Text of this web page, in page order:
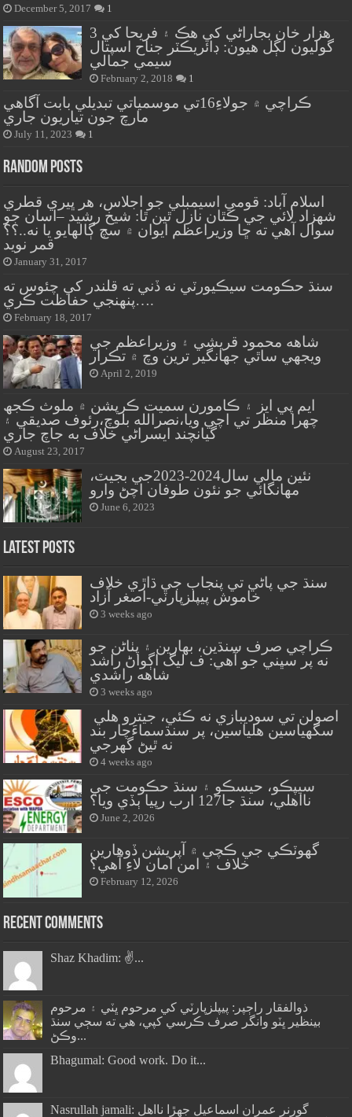
December 5, 2017 1
هزار خان بجاراڻي کي هڪ ۽ فريحا کي 3
گوليون لڳل هيون: ڊائريڪٽر جناح اسپتال
سيمي جمالي
February 2, 2018 1
ڪراچي ۾ جولاءِ16تي موسمياتي تبديلي بابت آگاهي
مارچ جون تياريون جاري
July 11, 2023 1
Random Posts
اسلام آباد: قومي اسيمبلي جو اجلاس، هر ڀيري قطري
شهزاد لائي جي ڪٿان نازل ٿين ٿا: شيخ رشيد –اسان جو
سوال آهي ته ڇا وزيراعظم ايوان ۾ سچ ڳالهايو يا نه..؟؟
قمر نويد
January 31, 2017
سنڌ حڪومت سيڪيورٽي نه ڏني ته قلندر کي چئوس ته
پنهنجي حفاظت ڪري….
February 18, 2017
شاهه محمود قريشي ۽ وزيراعظم جي
ويجهي ساٿي جهانگير ترين وچ ۾ تڪرار
April 2, 2019
ايم پي ايز ۽ ڪامورن سميت ڪرپشن ۾ ملوث ڪجھ
چهرا منظر تي اچي ويا،نصرالله بلوچ،رئوف صديقي ۽
گيانچند ايسراڻي خلاف به جاچ جاري
August 23, 2017
نئين مالي سال2024-2023جي بجيٽ،
مهانگائي جو نئون طوفان اچڻ وارو
June 6, 2023
Latest Posts
سنڌ جي پاڻي تي پنجاب جي ڌاڙي خلاف
خاموش پيپلزپارٽي-اصغر آزاد
3 weeks ago
ڪراچي صرف سنڌين، بهارين ۽ پٺاڻن جو
نه پر سڀني جو آهي: ف ليگ اڳواڻ راشد
شاهه راشدي
3 weeks ago
سگهياسين هلياسين، پر سنڌسماءَچار بند
نه ٿيڻ گهرجي
4 weeks ago
سيپڪو، حيسڪو ۽ سنڌ حڪومت جي
نااهلي، سنڌ جا127 ارب رپيا ٻڏي ويا؟
June 2, 2026
گهوٽڪي جي ڪچي ۾ آپريشن ڏوهارين
خلاف ۽ امن امان لاءِ آهي؟
February 12, 2026
Recent Comments
Shaz Khadim: ✌️...
ذوالفقار راڄپر: پيپلزپارٽي کي مرحوم ڀٽي ۽ مرحوم
بينظير ڀٽو وانگر صرف ڪرسي کپي، هي ته سڄي سنڌ
وڪڻ...
Bhagumal: Good work. Do it...
Nasrullah jamali: گورنر عمران اسماعيل جھڙا نااهل